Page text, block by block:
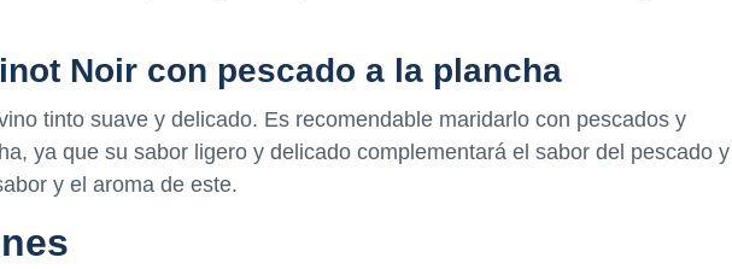
Noir con pescado a la plancha
tinto suave y delicado. Es recomendable maridarlo con pescados y
ya que su sabor ligero y delicado complementará el sabor del pescado y
y el aroma de este.